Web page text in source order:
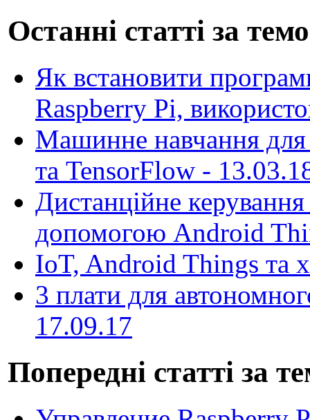
Останні статті за
Як встановити
Raspberry Pi,
Машинне навчання
та TensorFlow -
Дистанційне
допомогою Android
IoT, Android Things та
3 плати для
17.09.17
Попередні статті за